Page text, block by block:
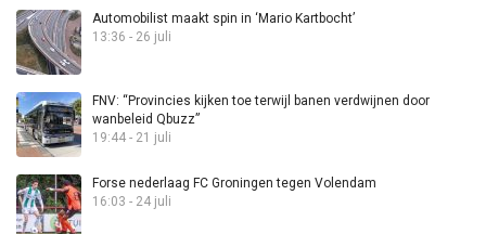
Automobilist maakt spin in ‘Mario Kartbocht’
13:36 - 26 juli
FNV: “Provincies kijken toe terwijl banen verdwijnen door
wanbeleid Qbuzz”
19:44 - 21 juli
Forse nederlaag FC Groningen tegen Volendam
16:03 - 24 juli